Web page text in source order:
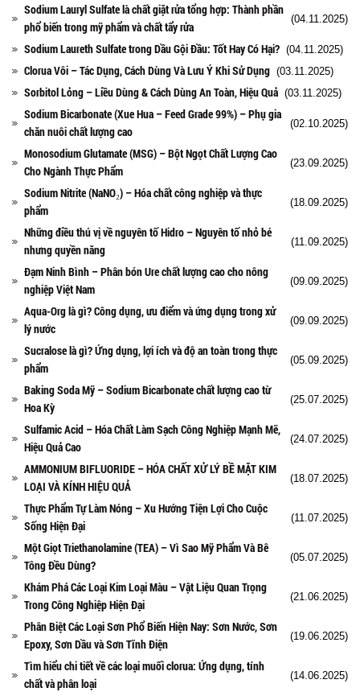
Sodium Lauryl Sulfate là chất giặt rửa tổng hợp: Thành phần
phổ biến trong mỹ phẩm và chất tẩy rửa
(04.11.2025)
Sodium Laureth Sulfate trong Dầu Gội Đầu: Tốt Hay Có Hại? (04.11.2025)
Clorua Vôi – Tác Dụng, Cách Dùng Và Lưu Ý Khi Sử Dụng (03.11.2025)
Sorbitol Lỏng – Liều Dùng & Cách Dùng An Toàn, Hiệu Quả (03.11.2025)
Sodium Bicarbonate (Xue Hua – Feed Grade 99%) – Phụ gia
chăn nuôi chất lượng cao
(02.10.2025)
Monosodium Glutamate (MSG) – Bột Ngọt Chất Lượng Cao
Cho Ngành Thực Phẩm
(23.09.2025)
Sodium Nitrite (NaNO₂) – Hóa chất công nghiệp và thực
phẩm
(18.09.2025)
Những điều thú vị về nguyên tố Hidro – Nguyên tố nhỏ bé
nhưng quyền năng
(11.09.2025)
Đạm Ninh Bình – Phân bón Ure chất lượng cao cho nông
nghiệp Việt Nam
(09.09.2025)
Aqua-Org là gì? Công dụng, ưu điểm và ứng dụng trong xử
lý nước
(09.09.2025)
Sucralose là gì? Ứng dụng, lợi ích và độ an toàn trong thực
phẩm
(05.09.2025)
Baking Soda Mỹ – Sodium Bicarbonate chất lượng cao từ
Hoa Kỳ
(25.07.2025)
Sulfamic Acid – Hóa Chất Làm Sạch Công Nghiệp Mạnh Mẽ,
Hiệu Quả Cao
(24.07.2025)
AMMONIUM BIFLUORIDE – HÓA CHẤT XỬ LÝ BỀ MẶT KIM
LOẠI VÀ KÍNH HIỆU QUẢ
(18.07.2025)
Thực Phẩm Tự Làm Nóng – Xu Hướng Tiện Lợi Cho Cuộc
Sống Hiện Đại
(11.07.2025)
Một Giọt Triethanolamine (TEA) – Vì Sao Mỹ Phẩm Và Bê
Tông Đều Dùng?
(05.07.2025)
Khám Phá Các Loại Kim Loại Màu – Vật Liệu Quan Trọng
Trong Công Nghiệp Hiện Đại
(21.06.2025)
Phân Biệt Các Loại Sơn Phổ Biến Hiện Nay: Sơn Nước, Sơn
Epoxy, Sơn Dầu và Sơn Tĩnh Điện
(19.06.2025)
Tìm hiểu chi tiết về các loại muối clorua: Ứng dụng, tính
chất và phân loại
(14.06.2025)